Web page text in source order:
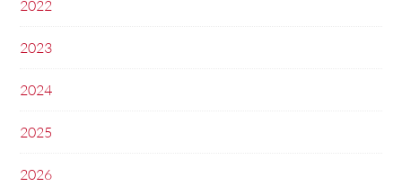
2022
2023
2024
2025
2026